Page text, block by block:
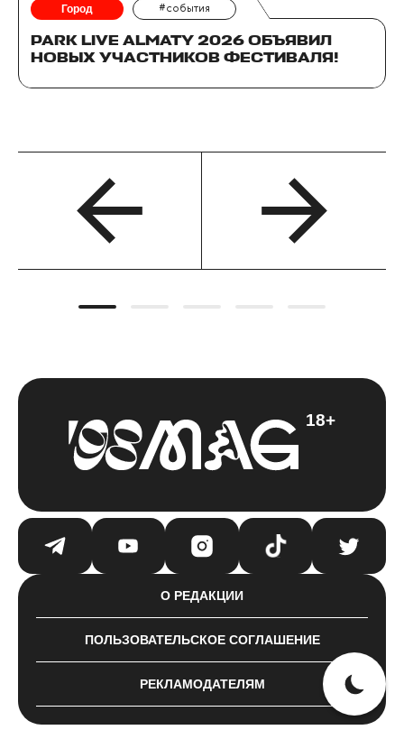
Город #события
PARK LIVE ALMATY 2026 ОБЪЯВИЛ
НОВЫХ УЧАСТНИКОВ ФЕСТИВАЛЯ!
18+
О РЕДАКЦИИ
ПОЛЬЗОВАТЕЛЬСКОЕ СОГЛАШЕНИЕ
РЕКЛАМОДАТЕЛЯМ